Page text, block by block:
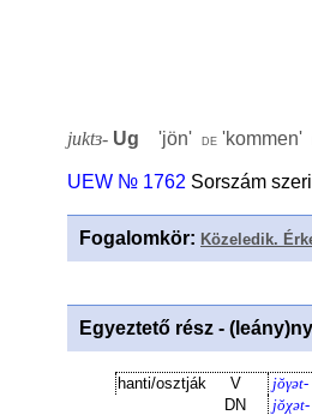
juktɜ- Ug 'jön' de 'kommen'
UEW № 1762 Sorszám
Fogalomkör: Közeledik.
Egyeztető rész -
hanti/osztják V jŏγət-
DN
jŏχət-